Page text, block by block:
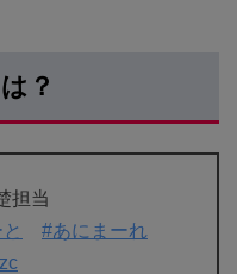
？
担当
#あにまーれ